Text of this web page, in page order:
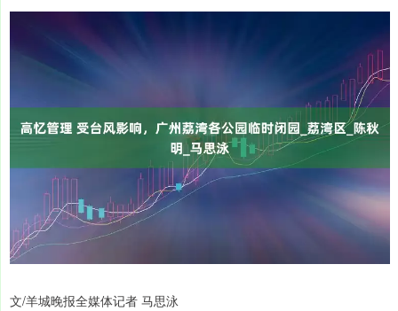
文/羊城晚报全媒体记者 马思泳